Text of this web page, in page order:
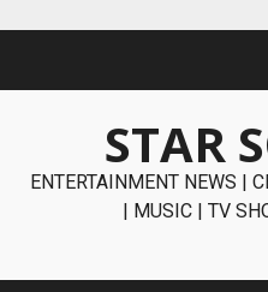
STAR
ENTERTAINMENT NEWS |
| MUSIC | TV